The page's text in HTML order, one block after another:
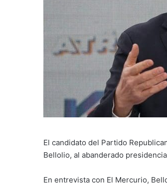
El candidato del Partido
Bellolio, al abanderado
En entrevista con El Mercurio,